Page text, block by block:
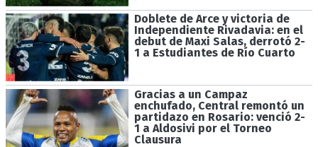
Doblete de Arce y victoria de
Independiente Rivadavia: en el
debut de Maxi Salas, derrotó 2-
1 a Estudiantes de Río Cuarto
Gracias a un Campaz
enchufado, Central remontó un
partidazo en Rosario: venció 2-
1 a Aldosivi por el Torneo
Clausura